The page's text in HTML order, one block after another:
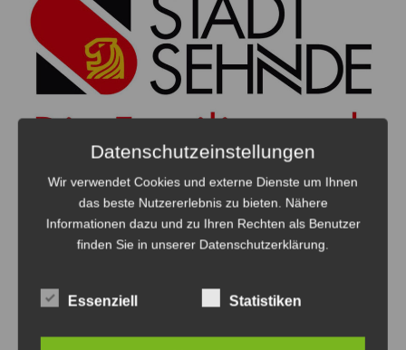
Amtliche Bekanntmachung der Stadt
Sehnde: Korrektur der Wahlvorschläge
Nr. 68 B
Datenschutzeinstellungen
Wir verwendet Cookies und externe Dienste um Ihnen
das beste Nutzererlebnis zu bieten. Nähere
Informationen dazu und zu Ihren Rechten als Benutzer
finden Sie in unserer Datenschutzerklärung.
Essenziell Statistiken